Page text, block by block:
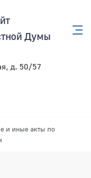
Думы
д. 50/57
и иные акты по